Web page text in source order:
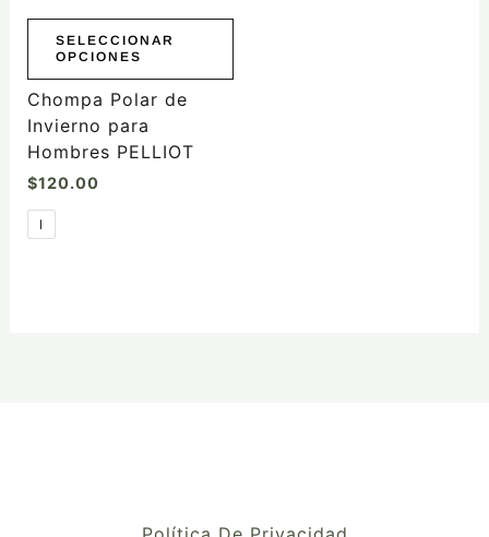
SELECCIONAR
OPCIONES
pueden
elegir
la
página
de
producto
Chompa Polar de
Invierno para
Hombres PELLIOT
$120.00
l